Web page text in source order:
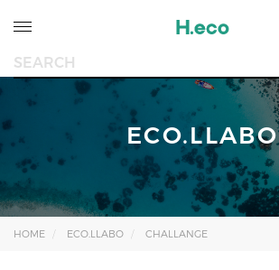
ECO.LLABO
HOME ECO.LLABO CHALLANGE